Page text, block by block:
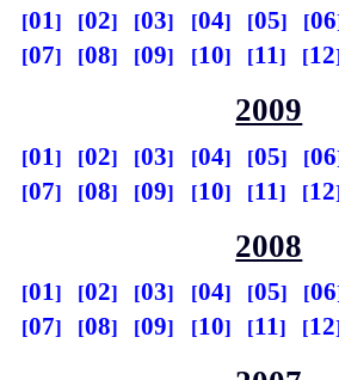
01 02 03 04 05
06
07
08 09 10 11 12
2009
01 02 03 04 05
06
07
08 09 10 11 12
2008
01 02 03 04 05
06
07
08 09 10 11 12